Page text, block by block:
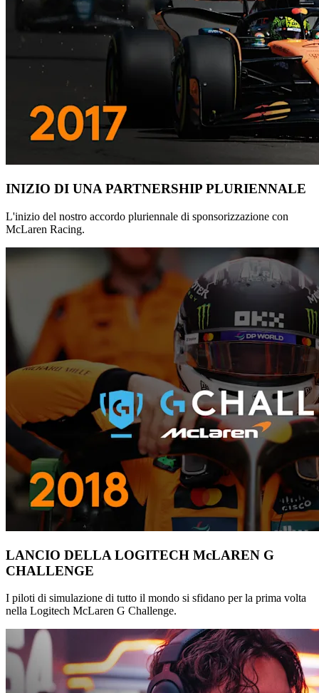
INIZIO DI UNA PARTNERSHIP PLURIENNALE
L'inizio del nostro accordo pluriennale di sponsorizzazione con
McLaren Racing.
LANCIO DELLA LOGITECH McLAREN G
CHALLENGE
I piloti di simulazione di tutto il mondo si sfidano per la prima volta
nella Logitech McLaren G Challenge.